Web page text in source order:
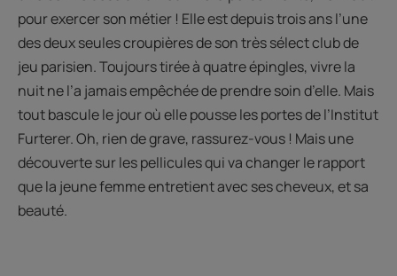
pour exercer son métier ! Elle est depuis trois ans l’une
des deux seules croupières de son très sélect club de
jeu parisien. Toujours tirée à quatre épingles, vivre la
nuit ne l’a jamais empêchée de prendre soin d’elle. Mais
tout bascule le jour où elle pousse les portes de l’Institut
Furterer. Oh, rien de grave, rassurez-vous ! Mais une
découverte sur les pellicules qui va changer le rapport
que la jeune femme entretient avec ses cheveux, et sa
beauté.